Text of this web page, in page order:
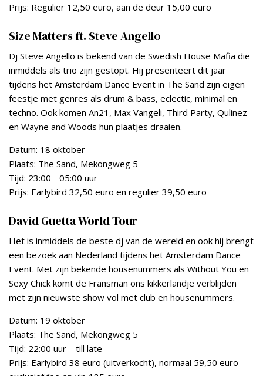
Prijs: Regulier 12,50 euro, aan de deur 15,00 euro
Size Matters ft. Steve Angello
Dj Steve Angello is bekend van de Swedish House Mafia die
inmiddels als trio zijn gestopt. Hij presenteert dit jaar
tijdens het Amsterdam Dance Event in The Sand zijn eigen
feestje met genres als drum & bass, eclectic, minimal en
techno. Ook komen An21, Max Vangeli, Third Party, Qulinez
en Wayne and Woods hun plaatjes draaien.
Datum: 18 oktober
Plaats: The Sand, Mekongweg 5
Tijd: 23:00 - 05:00 uur
Prijs: Earlybird 32,50 euro en regulier 39,50 euro
David Guetta World Tour
Het is inmiddels de beste dj van de wereld en ook hij brengt
een bezoek aan Nederland tijdens het Amsterdam Dance
Event. Met zijn bekende housenummers als Without You en
Sexy Chick komt de Fransman ons kikkerlandje verblijden
met zijn nieuwste show vol met club en housenummers.
Datum: 19 oktober
Plaats: The Sand, Mekongweg 5
Tijd: 22:00 uur – till late
Prijs: Earlybird 38 euro (uitverkocht), normaal 59,50 euro